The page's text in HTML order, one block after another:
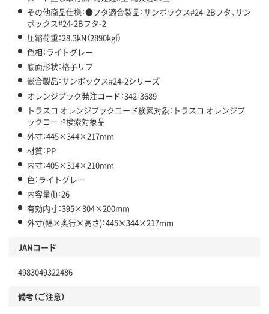
その他商品仕様：●フタ適合製品：サンボックス#24-2Bフタ、サン
ボックス#24-2Bフタ-2
圧縮荷重：28.3kN（2890kgf）
色相：ライトグレー
底面形状：格子リブ
嵌合製品：サンボックス#24-2シリーズ
オレンジブック発注コード：342-3689
トラスコ オレンジブックコード検索対象：トラスコ オレンジブ
ックコード検索対象品
外寸：445×344×217mm
材質：PP
内寸：405×314×210mm
色：ライトグレー
内容量(l)：26
有効内寸：395×304×200mm
外寸(幅×奥行×高さ)：445×344×217mm
JANコード
4983049322486
備考（ご注意）